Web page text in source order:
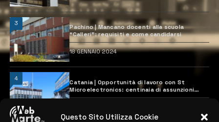
Questo Sito Utilizza Cookie
3
Pachino | Mancano docenti alla scuola
“Calleri”: requisiti e come candidarsi
18 GENNAIO 2024
4
Catania | Opportunità di lavoro con St
Microelectronics: centinaia di assunzioni
previste